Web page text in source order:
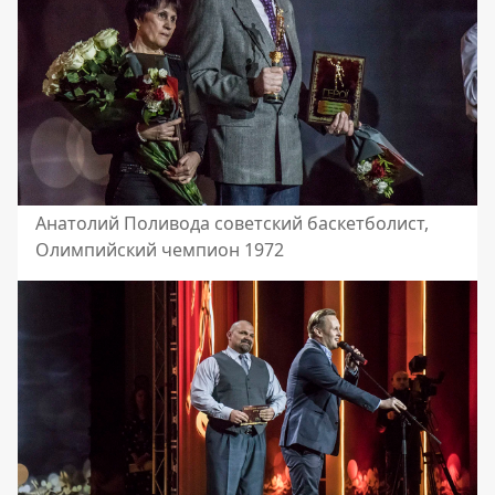
Анатолий Поливода советский баскетболист,
Олимпийский чемпион 1972